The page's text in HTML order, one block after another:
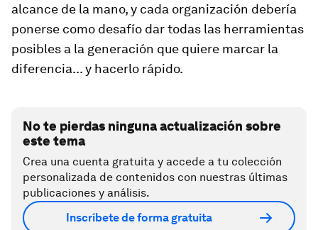
alcance de la mano, y cada organización debería
ponerse como desafío dar todas las herramientas
posibles a la generación que quiere marcar la
diferencia... y hacerlo rápido.
No te pierdas ninguna actualización sobre
este tema
Crea una cuenta gratuita y accede a tu colección
personalizada de contenidos con nuestras últimas
publicaciones y análisis.
Inscríbete de forma gratuita